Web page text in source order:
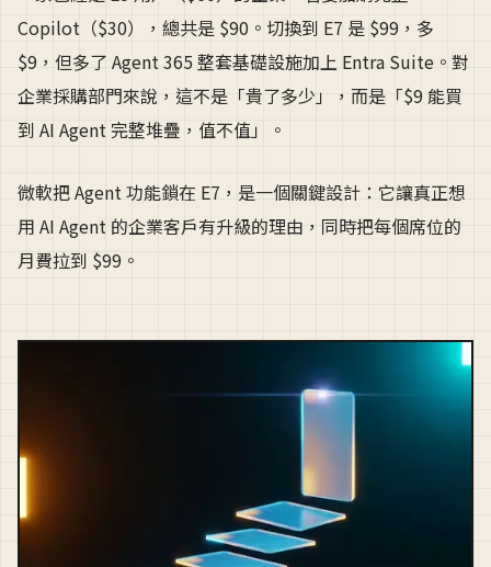
Copilot（$30），總共是 $90。切換到 E7 是 $99，多
$9，但多了 Agent 365 整套基礎設施加上 Entra Suite。對
企業採購部門來說，這不是「貴了多少」，而是「$9 能買
到 AI Agent 完整堆疊，值不值」。
微軟把 Agent 功能鎖在 E7，是一個關鍵設計：它讓真正想
用 AI Agent 的企業客戶有升級的理由，同時把每個席位的
月費拉到 $99。